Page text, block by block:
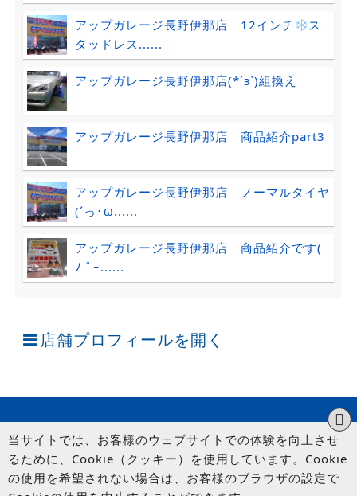
アップガレージ長野伊那店 12インチ
ス
タッドレス......
アップガレージ長野伊那店(*´з`)組換え
アップガレージ長野伊那店 商品紹介part3
アップガレージ長野伊那店 ノーマルタイヤ
(´っ･ω......
アップガレージ長野伊那店 商品紹介です(
ﾉ ﾟｰ......
店舗プロフィールを開く
当サイトでは、お客様のウェブサイトでの体験を向上させ
るために、Cookie（クッキー）を使用しています。Cookie
の使用を希望されない場合は、お客様のブラウザの設定で